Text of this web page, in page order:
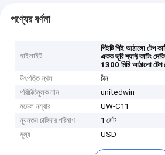
পণ্যের বর্ণনা
হাইলাইট
পিইটি পিই আঠালো টেপ
একক ছুরি শ্যাফ্ট কাটিং
1300 মিমি আঠালো টেপ
উৎপত্তি স্থল
চীন
পরিচিতিমুলক নাম
unitedwin
মডেল নম্বার
UW-C11
ন্যূনতম চাহিদার পরিমাণ
1 সেট
মূল্য
USD